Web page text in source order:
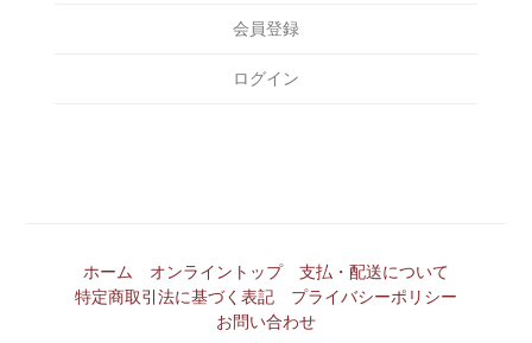
FAT
FOURTHIRTY
Kuumba
Lamp gloves
￥20,000～￥25,000
￥50,000～
会員登録
ログイン
ホーム オンライントップ
支払・配送について
特定商取引法に基づく表記
プライバシーポリシー
お問い合わせ